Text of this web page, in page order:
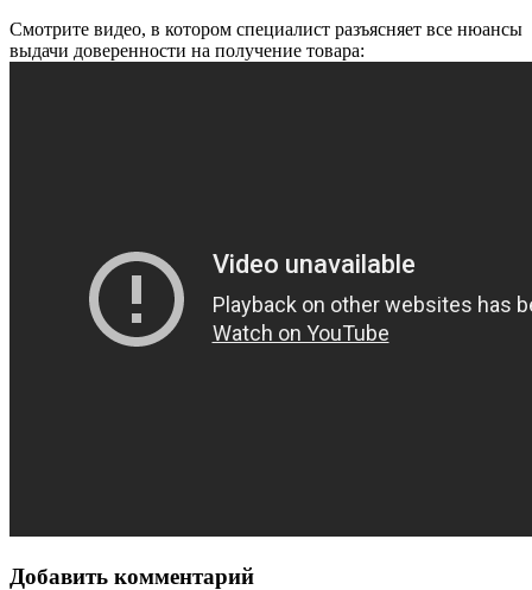
Смотрите видео, в котором специалист разъясняет все нюансы
выдачи доверенности на получение товара:
Добавить комментарий